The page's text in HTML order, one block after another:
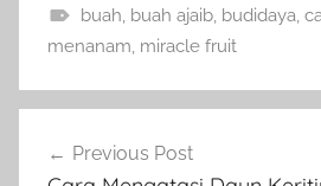
buah buah ajaib, budidaya
menanam miracle fruit
pos
Previous Post